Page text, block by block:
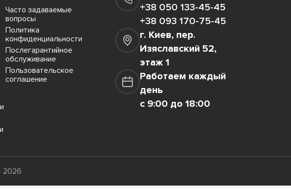
Часто задаваемые
вопросы
Политика
конфиденциальности
Послегарантийное
обслуживание
Пользовательское
соглашение
+38 050 133-45-45
+38 093 170-75-45
г. Киев, пер.
Изяславский 52,
этаж 1
Работаем каждый
день
с 9:00 до 18:00
2026